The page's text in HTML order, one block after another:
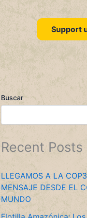
Support
Buscar
Recent Posts
LLEGAMOS A LA
MENSAJE DESDE EL
MUNDO